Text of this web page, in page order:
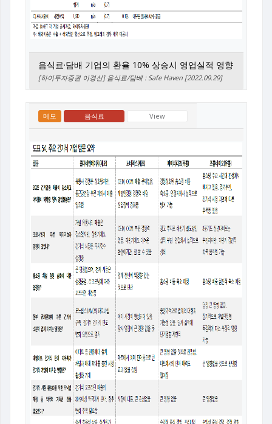
음식료·담배 기업의 환율 10% 상승시 영업실적 영향
[하이투자증권 이경신] 음식료/담배 : Safe Haven [2022.09.29]
메모 음식료 View